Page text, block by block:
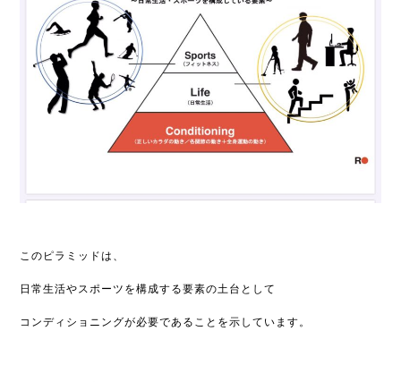
このピラミッドは、
日常生活やスポーツを構成する要素の土台として
コンディショニングが必要であることを示しています。